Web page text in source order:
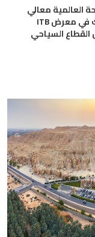
العالمية معالي
وزير السياحة يترأس وفد المملكة المشارك في معرض ITB
من 55 جهة تمثل القطاع السياحي